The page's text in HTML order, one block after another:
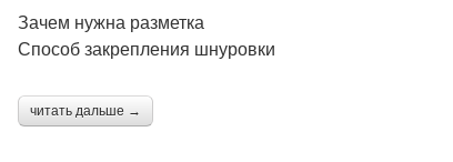
Зачем нужна разметка
Способ закрепления шнуровки
читать дальше →